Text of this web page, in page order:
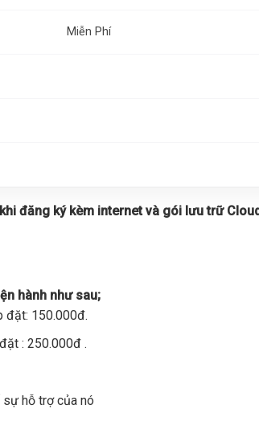
Miễn Phí
đăng ký kèm internet và gói lưu trữ
hành như sau;
đặt: 150.000đ.
: 250.000đ .
sự hỗ trợ của nó